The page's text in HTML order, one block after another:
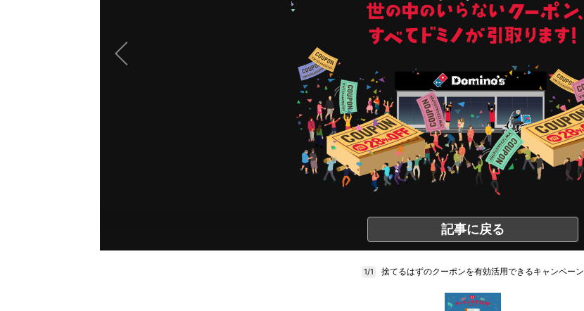
記事に戻る
1/1 捨てるはずのクーポンを有効活用できるキャンペーン